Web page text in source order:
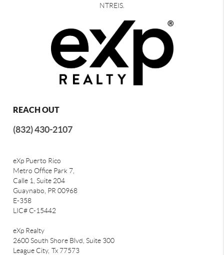
NTREIS.
REACH OUT
(832) 430-2107
eXp Puerto Rico
Metro Office Park 7,
Calle 1, Suite 204
Guaynabo, PR 00968
E-358
LIC# C-15442
eXp Realty
2600 South Shore Blvd, Suite 300
League City, Tx 77573